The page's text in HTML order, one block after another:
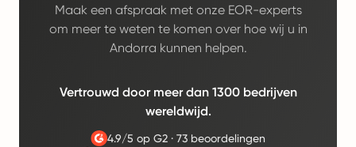
Maak een afspraak met onze EOR-experts
om meer te weten te komen over hoe wij u in
Andorra kunnen helpen.
Vertrouwd door meer dan 1300 bedrijven
wereldwijd.
4.9/5 op G2· 73 beoordelingen